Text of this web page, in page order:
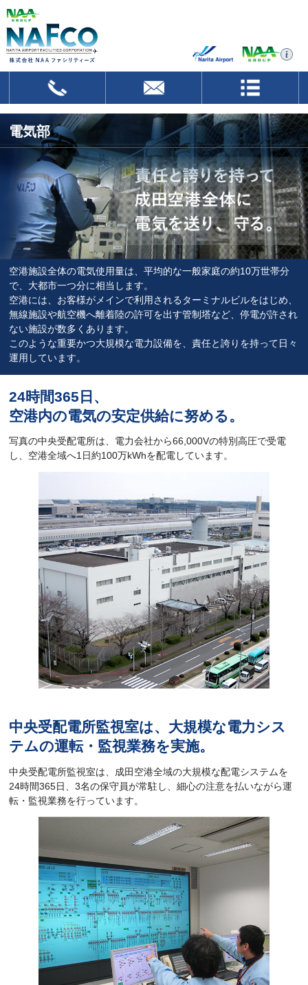
電気部
空港施設全体の電気使用量は、平均的な一般家庭の約10万世帯分
で、大都市一つ分に相当します。
空港には、お客様がメインで利用されるターミナルビルをはじめ、
無線施設や航空機へ離着陸の許可を出す管制塔など、停電が許され
ない施設が数多くあります。
このような重要かつ大規模な電力設備を、責任と誇りを持って日々
運用しています。
24時間365日、
空港内の電気の安定供給に努める。
写真の中央受配電所は、電力会社から66,000Vの特別高圧で受電
し、空港全域へ1日約100万kWhを配電しています。
中央受配電所監視室は、大規模な電力シス
テムの運転・監視業務を実施。
中央受配電所監視室は、成田空港全域の大規模な配電システムを
24時間365日、3名の保守員が常駐し、細心の注意を払いながら運
転・監視業務を行っています。